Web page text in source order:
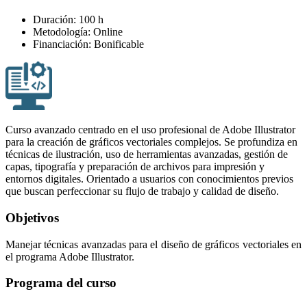
Duración: 100 h
Metodología: Online
Financiación: Bonificable
Curso avanzado centrado en el uso profesional de Adobe Illustrator
para la creación de gráficos vectoriales complejos. Se profundiza en
técnicas de ilustración, uso de herramientas avanzadas, gestión de
capas, tipografía y preparación de archivos para impresión y
entornos digitales. Orientado a usuarios con conocimientos previos
que buscan perfeccionar su flujo de trabajo y calidad de diseño.
Objetivos
Manejar técnicas avanzadas para el diseño de gráficos vectoriales en
el programa Adobe Illustrator.
Programa del curso